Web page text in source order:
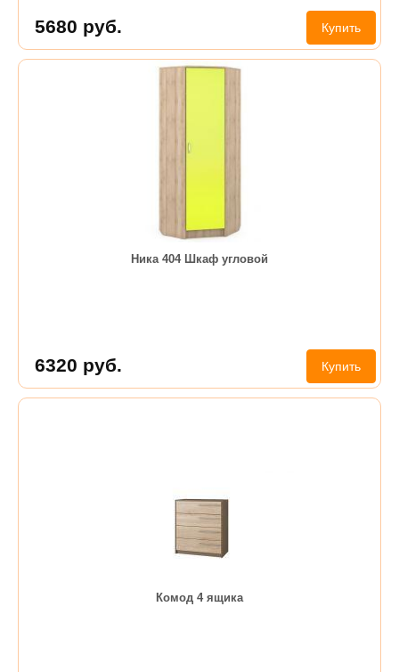
5680 руб. Купить
Ника 404 Шкаф угловой
6320 руб. Купить
Комод 4 ящика